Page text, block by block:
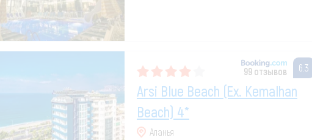
99 отзывов 6.3
Arsi Blue Beach (ex. Kemalhan
Beach) 4*
Аланья